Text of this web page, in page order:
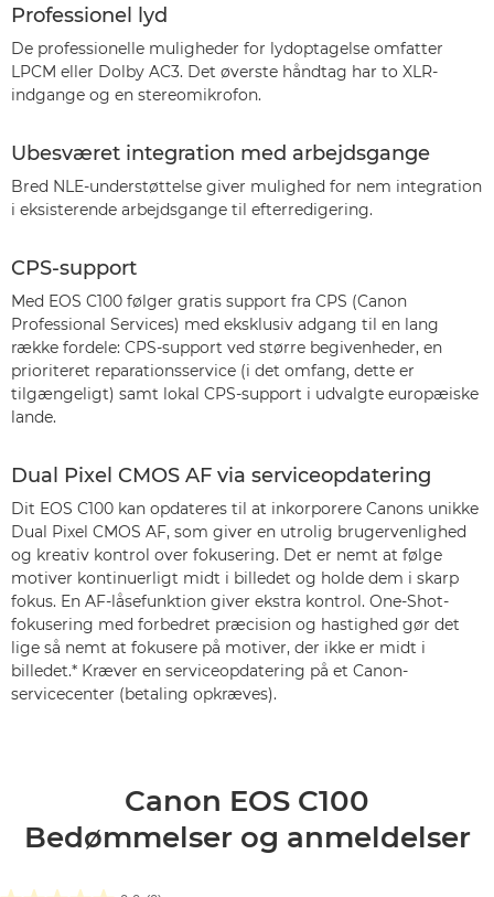
Professionel lyd
De professionelle muligheder for lydoptagelse omfatter
LPCM eller Dolby AC3. Det øverste håndtag har to XLR-
indgange og en stereomikrofon.
Ubesværet integration med arbejdsgange
Bred NLE-understøttelse giver mulighed for nem integration
i eksisterende arbejdsgange til efterredigering.
CPS-support
Med EOS C100 følger gratis support fra CPS (Canon
Professional Services) med eksklusiv adgang til en lang
række fordele: CPS-support ved større begivenheder, en
prioriteret reparationsservice (i det omfang, dette er
tilgængeligt) samt lokal CPS-support i udvalgte europæiske
lande.
Dual Pixel CMOS AF via serviceopdatering
Dit EOS C100 kan opdateres til at inkorporere Canons unikke
Dual Pixel CMOS AF, som giver en utrolig brugervenlighed
og kreativ kontrol over fokusering. Det er nemt at følge
motiver kontinuerligt midt i billedet og holde dem i skarp
fokus. En AF-låsefunktion giver ekstra kontrol. One-Shot-
fokusering med forbedret præcision og hastighed gør det
lige så nemt at fokusere på motiver, der ikke er midt i
billedet.* Kræver en serviceopdatering på et Canon-
servicecenter (betaling opkræves).
Canon EOS C100
Bedømmelser og anmeldelser